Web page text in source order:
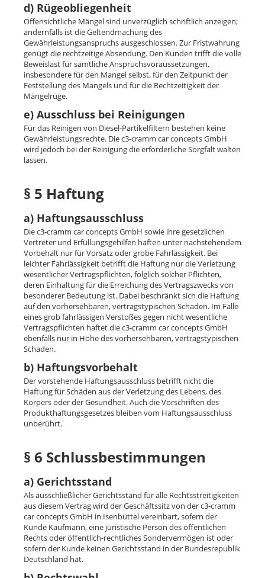
d) Rügeobliegenheit
Offensichtliche Mängel sind unverzüglich schriftlich anzeigen;
andernfalls ist die Geltendmachung des
Gewährleistungsanspruchs ausgeschlossen. Zur Fristwahrung
genügt die rechtzeitige Absendung. Den Kunden trifft die volle
Beweislast für sämtliche Anspruchsvoraussetzungen,
insbesondere für den Mangel selbst, für den Zeitpunkt der
Feststellung des Mangels und für die Rechtzeitigkeit der
Mängelrüge.
e) Ausschluss bei Reinigungen
Für das Reinigen von Diesel-Partikelfiltern bestehen keine
Gewährleistungsrechte. Die c3-cramm car concepts GmbH
wird jedoch bei der Reinigung die erforderliche Sorgfalt walten
lassen.
§ 5 Haftung
a) Haftungsausschluss
Die c3-cramm car concepts GmbH sowie ihre gesetzlichen
Vertreter und Erfüllungsgehilfen haften unter nachstehendem
Vorbehalt nur für Vorsatz oder grobe Fahrlässigkeit. Bei
leichter Fahrlässigkeit betrifft die Haftung nur die Verletzung
wesentlicher Vertragspflichten, folglich solcher Pflichten,
deren Einhaltung für die Erreichung des Vertragszwecks von
besonderer Bedeutung ist. Dabei beschränkt sich die Haftung
auf den vorhersehbaren, vertragstypischen Schaden. Im Falle
eines grob fahrlässigen Verstoßes gegen nicht wesentliche
Vertragspflichten haftet die c3-cramm car concepts GmbH
ebenfalls nur in Höhe des vorhersehbaren, vertragstypischen
Schaden.
b) Haftungsvorbehalt
Der vorstehende Haftungsausschluss betrifft nicht die
Haftung für Schäden aus der Verletzung des Lebens, des
Körpers oder der Gesundheit. Auch die Vorschriften des
Produkthaftungsgesetzes bleiben vom Haftungsausschluss
unberührt.
§ 6 Schlussbestimmungen
a) Gerichtsstand
Als ausschließlicher Gerichtsstand für alle Rechtsstreitigkeiten
aus diesem Vertrag wird der Geschäftssitz von der c3-cramm
car concepts GmbH in Isenbüttel vereinbart, sofern der
Kunde Kaufmann, eine juristische Person des öffentlichen
Rechts oder öffentlich-rechtliches Sondervermögen ist oder
sofern der Kunde keinen Gerichtsstand in der Bundesrepublik
Deutschland hat.